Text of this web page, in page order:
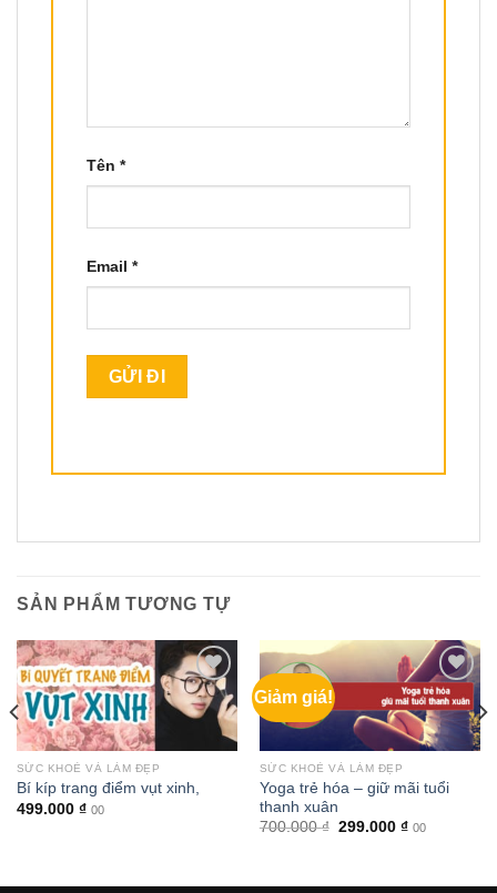
Tên *
Email *
SẢN PHẨM TƯƠNG TỰ
SỨC KHOẺ VÀ LÀM ĐẸP
Bí kíp trang điểm vụt xinh,
499.000 ₫ 00
Giảm giá!
SỨC KHOẺ VÀ LÀM ĐẸP
Yoga trẻ hóa – giữ mãi tuổi
thanh xuân
700.000₫ Giá
299.000 ₫Giá
299.000 ₫.
00